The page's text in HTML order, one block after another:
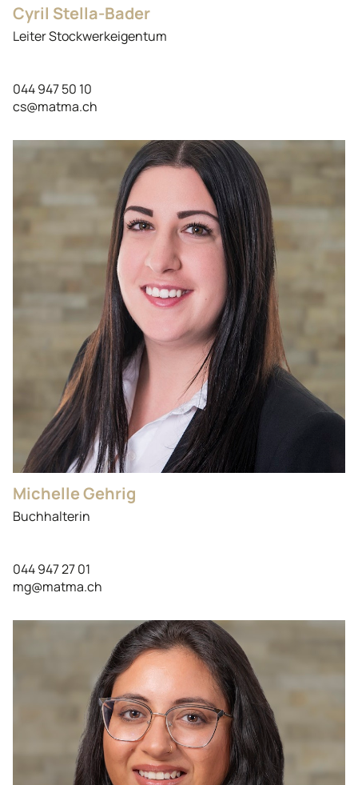
Cyril Stella-Bader
Leiter Stockwerkeigentum
044 947 50 10
cs@matma.ch
Michelle Gehrig
Buchhalterin
044 947 27 01
mg@matma.ch